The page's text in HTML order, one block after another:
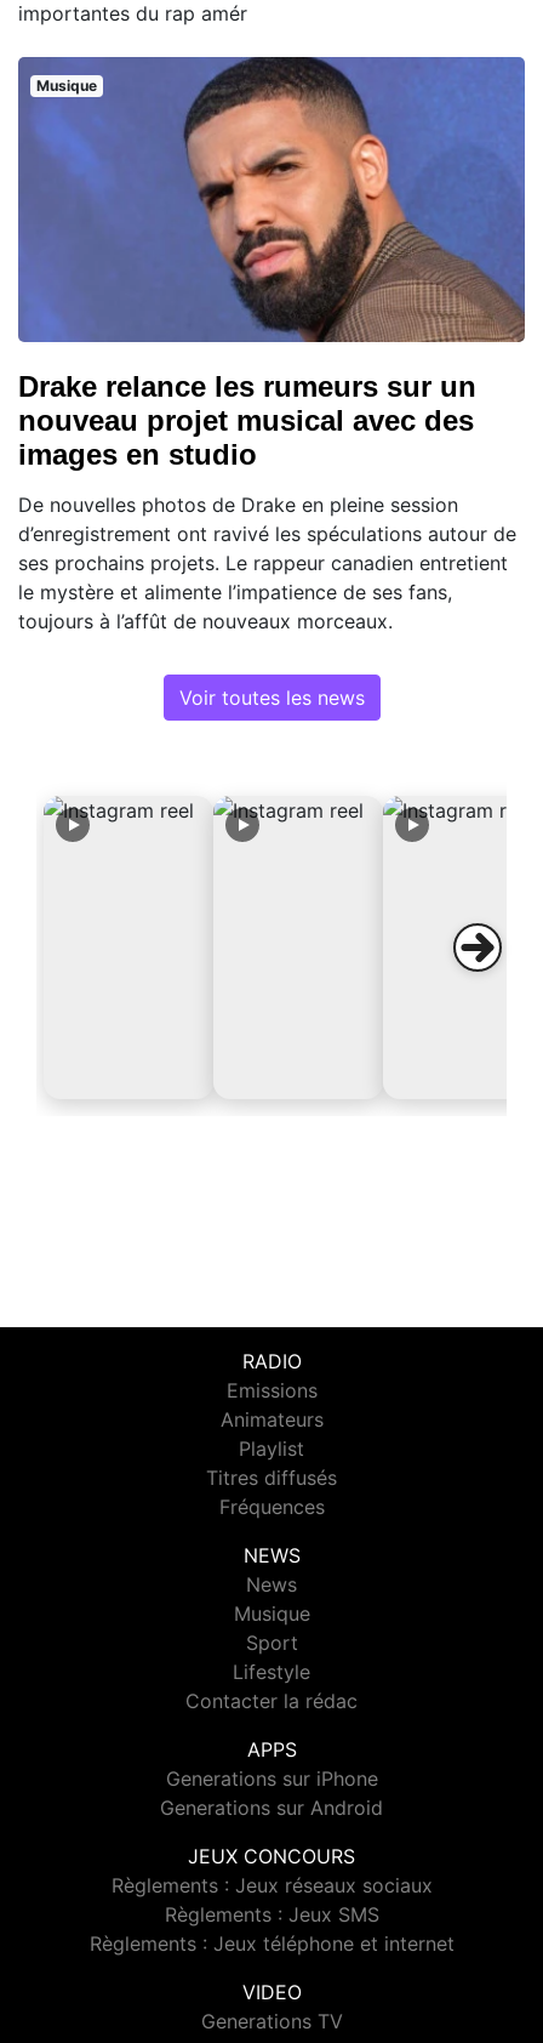
importantes du rap amér
Musique
Drake relance les rumeurs sur un
nouveau projet musical avec des
images en studio
De nouvelles photos de Drake en pleine session
d’enregistrement ont ravivé les spéculations autour de
ses prochains projets. Le rappeur canadien entretient
le mystère et alimente l’impatience de ses fans,
toujours à l’affût de nouveaux morceaux.
Voir toutes les news
RADIO
Emissions
Animateurs
Playlist
Titres diffusés
Fréquences
NEWS
News
Musique
Sport
Lifestyle
Contacter la rédac
APPS
Generations sur iPhone
Generations sur Android
JEUX CONCOURS
Règlements : Jeux réseaux sociaux
Règlements : Jeux SMS
Règlements : Jeux téléphone et internet
VIDEO
Generations TV